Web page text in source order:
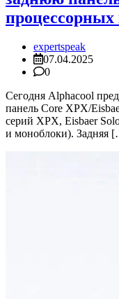
процессорных
expertspeak
07.04.2025
0
Сегодня Alphacool
панель Core XPX/
серий XPX, Eisbaer
и моноблоки). Задняя